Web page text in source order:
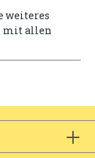
weiteres
mit allen